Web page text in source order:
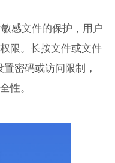
感文件的保护，用户
限。长按文件或文件
置密码或访问限制，
性。